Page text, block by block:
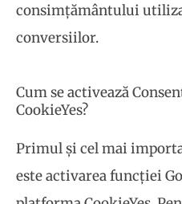
consimțământului
conversiilor.
Cum se activează
CookieYes?
Primul și cel mai
este activarea funcției